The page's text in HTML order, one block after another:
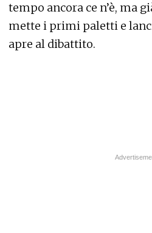
tempo ancora ce n’è, ma
mette i primi paletti e
apre al dibattito.